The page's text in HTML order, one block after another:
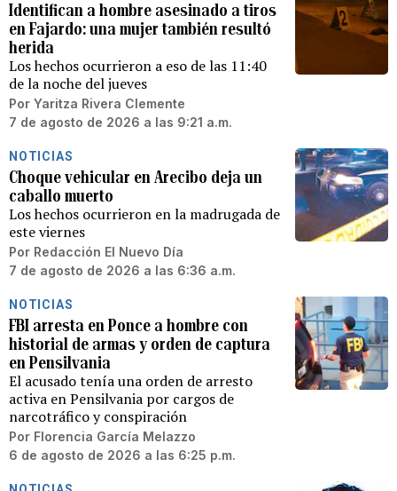
Identifican a hombre asesinado a tiros
en Fajardo: una mujer también resultó
herida
Los hechos ocurrieron a eso de las 11:40
de la noche del jueves
Por Yaritza Rivera Clemente
7 de agosto de 2026 a las 9:21 a.m.
NOTICIAS
Choque vehicular en Arecibo deja un
caballo muerto
Los hechos ocurrieron en la madrugada de
este viernes
Por Redacción El Nuevo Día
7 de agosto de 2026 a las 6:36 a.m.
NOTICIAS
FBI arresta en Ponce a hombre con
historial de armas y orden de captura
en Pensilvania
El acusado tenía una orden de arresto
activa en Pensilvania por cargos de
narcotráfico y conspiración
Por Florencia García Melazzo
6 de agosto de 2026 a las 6:25 p.m.